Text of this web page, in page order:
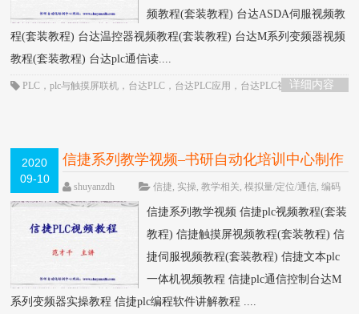
频教程(套装教程) 台达ASDA伺服视频教
程(套装教程) 台达温控器视频教程(套装教程) 台达M系列变频器视频
教程(套装教程) 台达plc通信读....
详细内容
PLC ，plc与触摸屏联机 ， 台达PLC ， 台达PLC应用 ， 台达PLC视频，
台达plc
2020
09-10
信捷系列教学视频–书研自动化培训中心制作
HOTshuyanzdh 信捷, 实操,教学相关,模拟量/定位/通信,编码
器,高级教程
信捷系列教学视频 信捷plc视频教程(套装
教程) 信捷触摸屏视频教程(套装教程) 信
捷伺服视频教程(套装教程) 信捷文本plc
一体机视频教程 信捷plc通信控制台达M
系列变频器实操教程 信捷plc编程软件讲解教程 ....